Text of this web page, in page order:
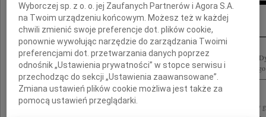
Kondolencje
Z ogromnym żalem przyjęliśmy wiadomość o śmierci Ryszarda Olfansa Prezesa i
Dolnośląskiej Spółki Gazownictwa Rodzinie i Bliskim składamy wyrazy
Łącząc się w żałobie i smutku po śmierci Pana Ryszarda Olfansa składamy wyrazy
Wyborczej sp. z o. o. jej Zaufanych Partnerów i Agora S.A.
na Twoim urządzeniu końcowym. Możesz też w każdej
chwili zmienić swoje preferencje dot. plików cookie,
ponownie wywołując narzędzie do zarządzania Twoimi
preferencjami dot. przetwarzania danych poprzez
odnośnik „Ustawienia prywatności” w stopce serwisu i
przechodząc do sekcji „Ustawienia zaawansowane”.
Zmiana ustawień plików cookie możliwa jest także za
pomocą ustawień przeglądarki.